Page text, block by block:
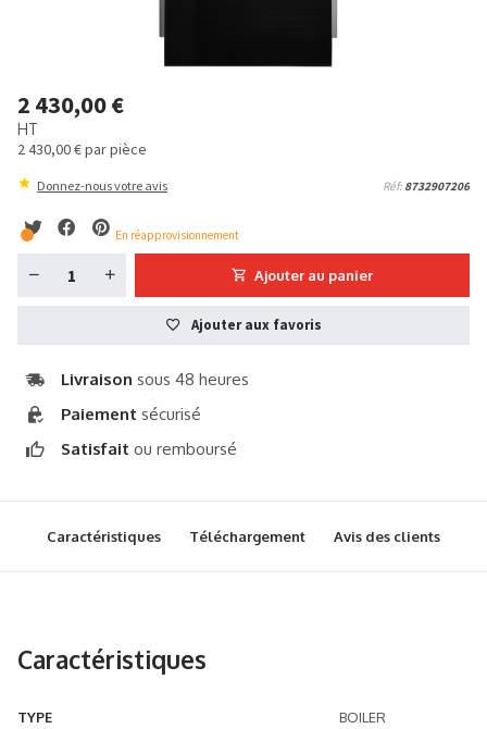
2 430,00 €
HT
2 430,00 €par pièce
Donnez-nous votre avis Réf: 8732907206
En réapprovisionnement
Ajouter au panier
Ajouter aux favoris
Livraison sous 48 heures
Paiement sécurisé
Satisfait ou remboursé
Caractéristiques Téléchargement Avis des clients
Caractéristiques
TYPE
BOILER